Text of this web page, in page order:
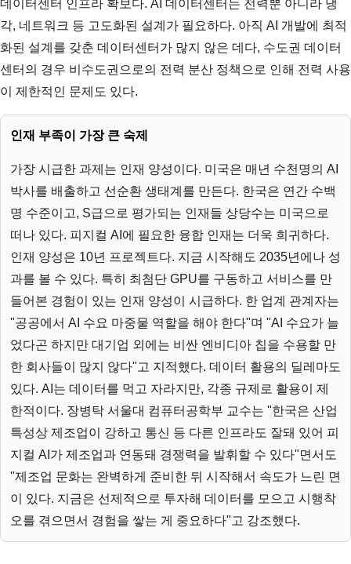
데이터센터 인프라 확보다. AI 데이터센터는 전력뿐 아니라 냉
각, 네트워크 등 고도화된 설계가 필요하다. 아직 AI 개발에 최적
화된 설계를 갖춘 데이터센터가 많지 않은 데다, 수도권 데이터
센터의 경우 비수도권으로의 전력 분산 정책으로 인해 전력 사용
이 제한적인 문제도 있다.
인재 부족이 가장 큰 숙제
가장 시급한 과제는 인재 양성이다. 미국은 매년 수천명의 AI
박사를 배출하고 선순환 생태계를 만든다. 한국은 연간 수백
명 수준이고, S급으로 평가되는 인재들 상당수는 미국으로
떠나 있다. 피지컬 AI에 필요한 융합 인재는 더욱 희귀하다.
인재 양성은 10년 프로젝트다. 지금 시작해도 2035년에나 성
과를 볼 수 있다. 특히 최첨단 GPU를 구동하고 서비스를 만
들어본 경험이 있는 인재 양성이 시급하다. 한 업계 관계자는
"공공에서 AI 수요 마중물 역할을 해야 한다"며 "AI 수요가 늘
었다곤 하지만 대기업 외에는 비싼 엔비디아 칩을 수용할 만
한 회사들이 많지 않다"고 지적했다. 데이터 활용의 딜레마도
있다. AI는 데이터를 먹고 자라지만, 각종 규제로 활용이 제
한적이다. 장병탁 서울대 컴퓨터공학부 교수는 "한국은 산업
특성상 제조업이 강하고 통신 등 다른 인프라도 잘돼 있어 피
지컬 AI가 제조업과 연동돼 경쟁력을 발휘할 수 있다"면서도
"제조업 문화는 완벽하게 준비한 뒤 시작해서 속도가 느린 면
이 있다. 지금은 선제적으로 투자해 데이터를 모으고 시행착
오를 겪으면서 경험을 쌓는 게 중요하다"고 강조했다.